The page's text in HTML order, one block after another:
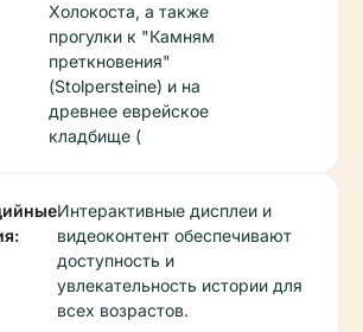
Холокоста, а также
прогулки к "Камням
преткновения"
(Stolpersteine) и на
древнее еврейское
кладбище (
Интерактивные дисплеи и
видеоконтент обеспечивают
доступность и
увлекательность истории для
всех возрастов.